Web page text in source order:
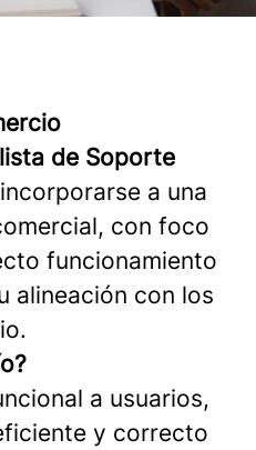
de Soporte
a una
con foco
funcionamiento
alineación con los
a usuarios,
y correcto